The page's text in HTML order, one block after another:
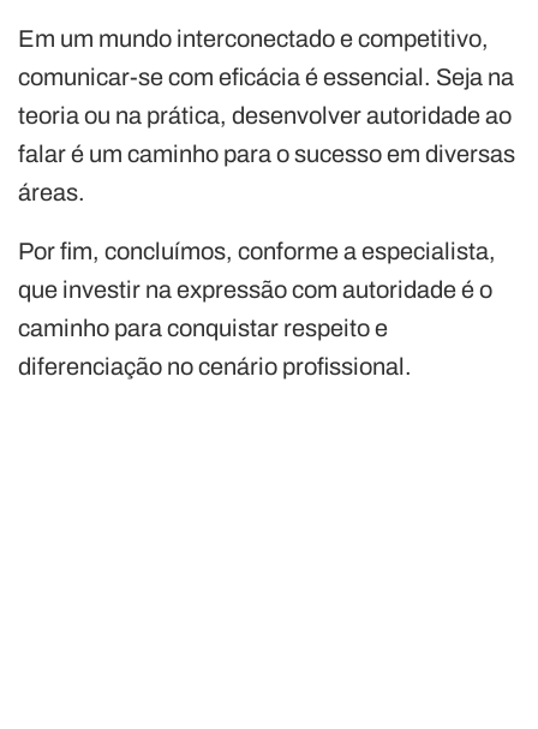
Em um mundo interconectado e competitivo,
comunicar-se com eficácia é essencial. Seja na
teoria ou na prática, desenvolver autoridade ao
falar é um caminho para o sucesso em diversas
áreas.
Por fim, concluímos, conforme a especialista,
que investir na expressão com autoridade é o
caminho para conquistar respeito e
diferenciação no cenário profissional.